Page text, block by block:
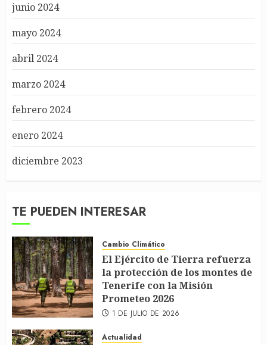
junio 2024
mayo 2024
abril 2024
marzo 2024
febrero 2024
enero 2024
diciembre 2023
TE PUEDEN INTERESAR
Cambio Climático
El Ejército de Tierra refuerza
la protección de los montes de
Tenerife con la Misión
Prometeo 2026
1 DE JULIO DE 2026
Actualidad